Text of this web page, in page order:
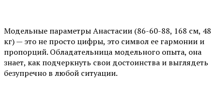
Модельные параметры Анастасии (86-60-88, 168 см, 48
кг) — это не просто цифры, это символ ее гармонии и
пропорций. Обладательница модельного опыта, она
знает, как подчеркнуть свои достоинства и выглядеть
безупречно в любой ситуации.